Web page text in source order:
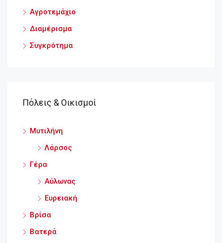
Αγροτεμάχιο
Διαμέρισμα
Συγκρότημα
Πόλεις & Οικισμοί
Μυτιλήνη
Λάρσος
Γέρα
Αύλωνας
Ευρειακή
Βρίσα
Βατερά